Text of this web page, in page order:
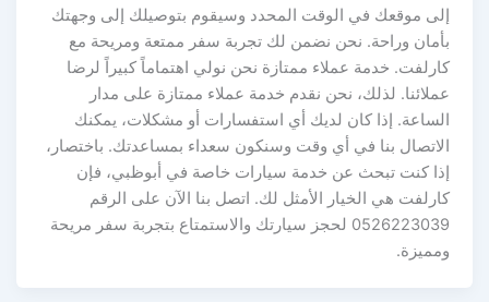
إلى موقعك في الوقت المحدد وسيقوم بتوصيلك إلى وجهتك
بأمان وراحة. نحن نضمن لك تجربة سفر ممتعة ومريحة مع
كارلفت. خدمة عملاء ممتازة نحن نولي اهتماماً كبيراً لرضا
عملائنا. لذلك، نحن نقدم خدمة عملاء ممتازة على مدار
الساعة. إذا كان لديك أي استفسارات أو مشكلات، يمكنك
الاتصال بنا في أي وقت وسنكون سعداء بمساعدتك. باختصار،
إذا كنت تبحث عن خدمة سيارات خاصة في أبوظبي، فإن
كارلفت هي الخيار الأمثل لك. اتصل بنا الآن على الرقم
0526223039 لحجز سيارتك والاستمتاع بتجربة سفر مريحة
ومميزة.